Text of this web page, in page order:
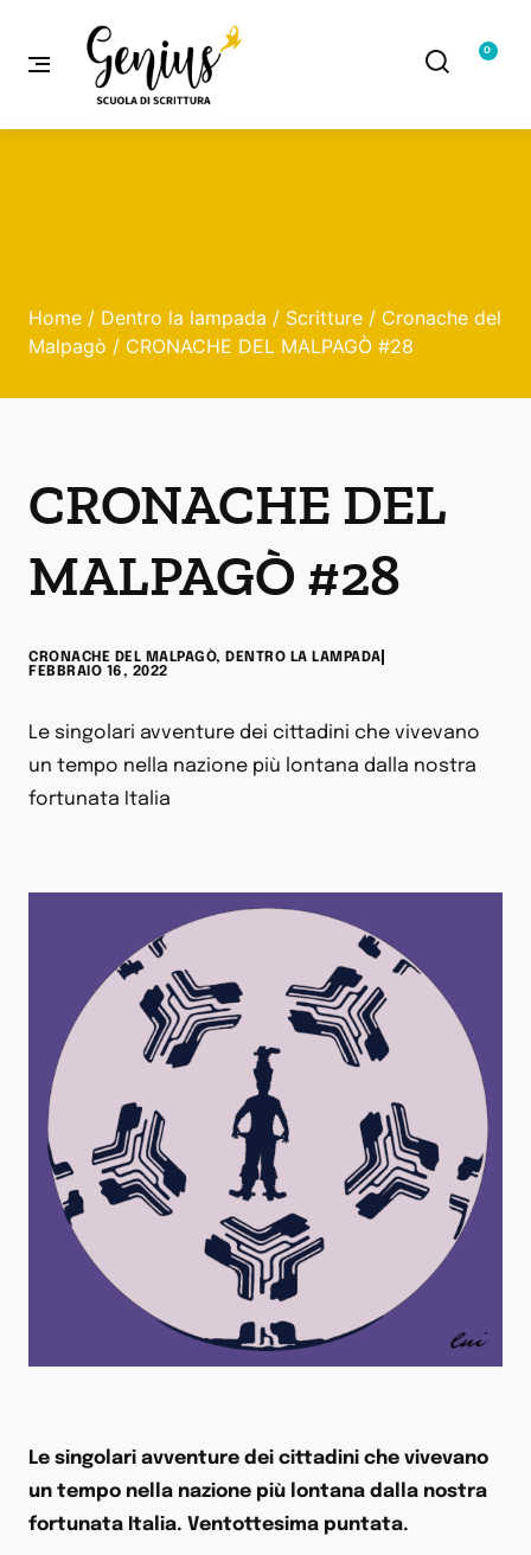
0
Home / Dentro la lampada / Scritture / Cronache del
Malpagò / CRONACHE DEL MALPAGÒ #28
CRONACHE DEL
MALPAGÒ #28
CRONACHE DEL MALPAGÒ, DENTRO LA LAMPADA
FEBBRAIO 16, 2022
Le singolari avventure dei cittadini che vivevano
un tempo nella nazione più lontana dalla nostra
fortunata Italia
Le singolari avventure dei cittadini che vivevano
un tempo nella nazione più lontana dalla nostra
fortunata Italia. Ventottesima puntata.